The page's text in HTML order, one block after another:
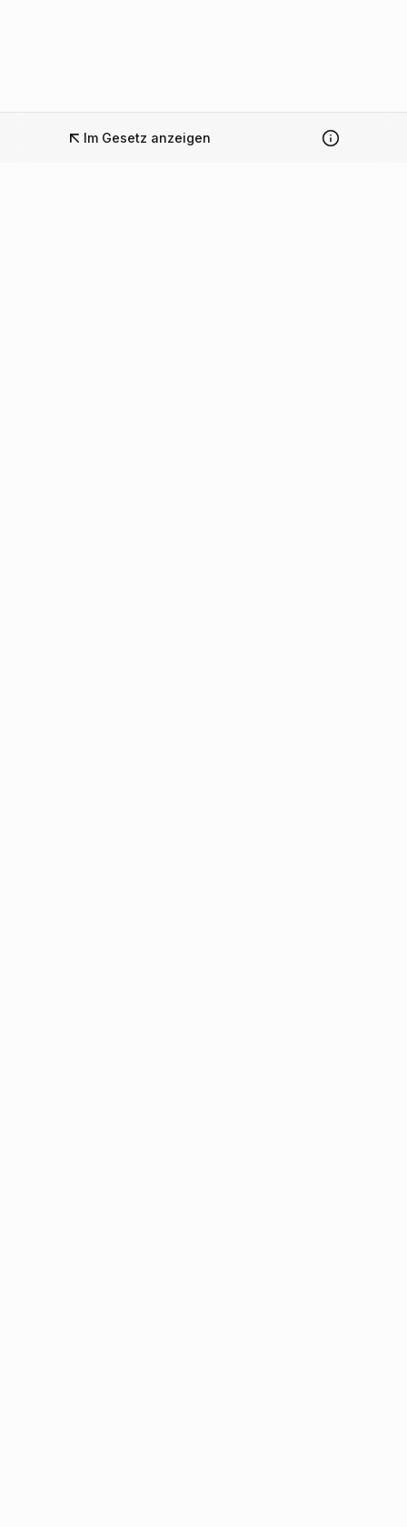
Im Gesetz anzeigen